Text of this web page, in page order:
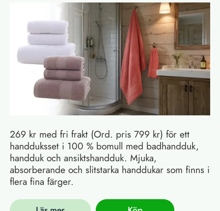
269 kr med fri frakt (Ord. pris 799 kr) för ett
handduksset i 100 % bomull med badhandduk,
handduk och ansiktshandduk. Mjuka,
absorberande och slitstarka handdukar som finns i
flera fina färger.